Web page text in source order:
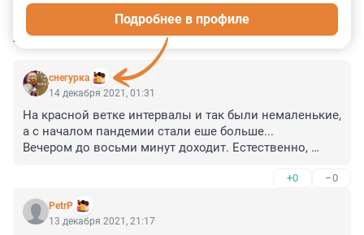
КОММЕНТАРИИ 3
снегурка
Подробнее в профиле
14 декабря 2021, 01:31
На красной ветке интервалы и так были немаленькие,
а с началом пандемии стали еше больше...
Вечером до восьми минут доходит. Естественно,
+0 –0
PetrP
13 декабря 2021, 21:17